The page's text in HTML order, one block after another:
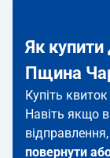
Як
Пщина
Купіть
Навіть якщо
повернути